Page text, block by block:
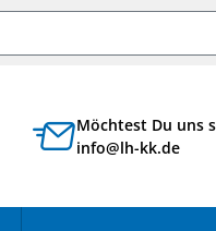
Möchtest Du uns
info@lh-kk.de